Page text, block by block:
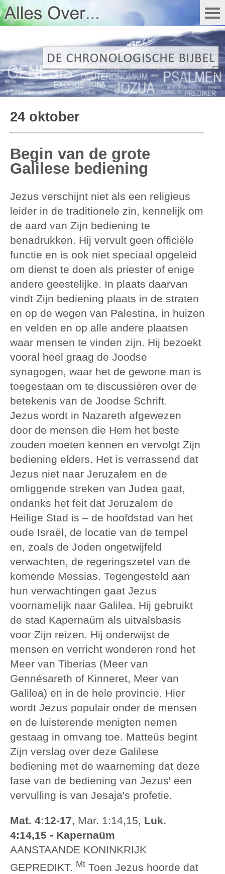
24 oktober
Begin van de grote
Galilese bediening
Jezus verschijnt niet als een religieus
leider in de traditionele zin, kennelijk om
de aard van Zijn bediening te
benadrukken. Hij vervult geen officiële
functie en is ook niet speciaal opgeleid
om dienst te doen als priester of enige
andere geestelijke. In plaats daarvan
vindt Zijn bediening plaats in de straten
en op de wegen van Palestina, in huizen
en velden en op alle andere plaatsen
waar mensen te vinden zijn. Hij bezoekt
vooral heel graag de Joodse
synagogen, waar het de gewone man is
toegestaan om te discussiëren over de
betekenis van de Joodse Schrift.
Jezus wordt in Nazareth afgewezen
door de mensen die Hem het beste
zouden moeten kennen en vervolgt Zijn
bediening elders. Het is verrassend dat
Jezus niet naar Jeruzalem en de
omliggende streken van Judea gaat,
ondanks het feit dat Jeruzalem de
Heilige Stad is – de hoofdstad van het
oude Israël, de locatie van de tempel
en, zoals de Joden ongetwijfeld
verwachten, de regeringszetel van de
komende Messias. Tegengesteld aan
hun verwachtingen gaat Jezus
voornamelijk naar Galilea. Hij gebruikt
de stad Kapernaüm als uitvalsbasis
voor Zijn reizen. Hij onderwijst de
mensen en verricht wonderen rond het
Meer van Tiberias (Meer van
Gennésareth of Kinneret, Meer van
Galilea) en in de hele provincie. Hier
wordt Jezus populair onder de mensen
en de luisterende menigten nemen
gestaag in omvang toe. Matteüs begint
Zijn verslag over deze Galilese
bediening met de waarneming dat deze
fase van de bediening van Jezus' een
vervulling is van Jesaja's profetie.
Mat. 4:12-17 , Mar. 1:14,15, Luk.
4:14,15 - Kapernaüm
AANSTAANDE KONINKRIJK
GEPREDIKT. Mt Toen Jezus hoorde dat